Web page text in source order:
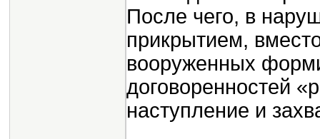
После чего, в
прикрытием,
вооруженных
договоренностей
наступление и